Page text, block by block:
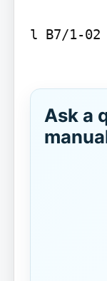
l B7/1-02
Ask a